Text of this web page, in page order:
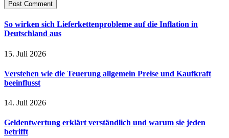
So wirken sich Lieferkettenprobleme auf die Inflation in
Deutschland aus
15. Juli 2026
Verstehen wie die Teuerung allgemein Preise und Kaufkraft
beeinflusst
14. Juli 2026
Geldentwertung erklärt verständlich und warum sie jeden
betrifft